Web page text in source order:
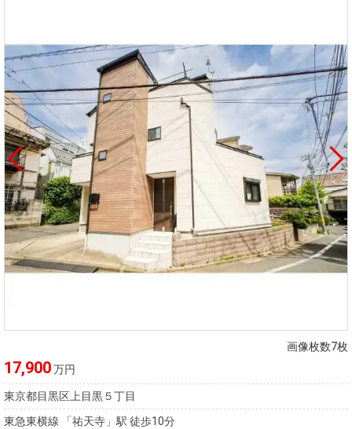
資
用
物
件
を
探
す
用物
件を
探す
購入向け
サービス
住宅ロー
ンシミュ
レーショ
住まい1プ
ラス（お
役立ちコ
税金の本
（電子ブ
ック）
取り
金額
試算
売却向け
サービス
周辺相場
検索
住まい1プ
ラス（お
役立ちコ
ラム）
住まいと
暮らしの
税金の本
売却ガイ
ド
会社案内
（電子ブ
ック版）
閉じる
画像枚数7枚
17,900万円
東京都目黒区上目黒５丁目
東急東横線 「祐天寺」駅 徒歩10分